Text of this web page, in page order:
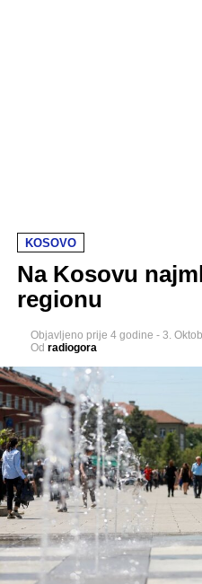
KOSOVO
Na Kosovu
regionu
Objavljeno prije 4 godine - 3.
Od radiogora